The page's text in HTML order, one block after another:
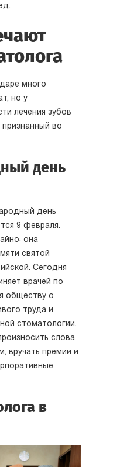
много
но у
лечения зубов
во
день
день
9 февраля.
она
святой
Сегодня
врачей по
обществу о
труда и
стоматологии.
слова
вручать премии и
в